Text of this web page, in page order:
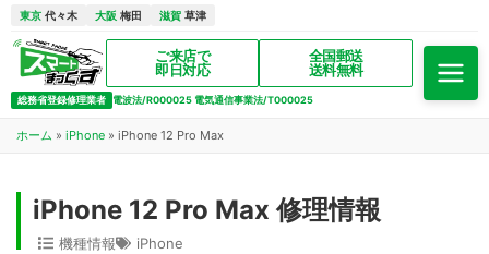
東京 代々木 大阪 梅田 滋賀 草津
ご来店で
即日対応
全国郵送
送料無料
総務省登録修理業者 電波法/R000025 電気通信事業法/T000025
ホーム » iPhone » iPhone 12 Pro Max
iPhone 12 Pro Max 修理情報
機種情報 iPhone